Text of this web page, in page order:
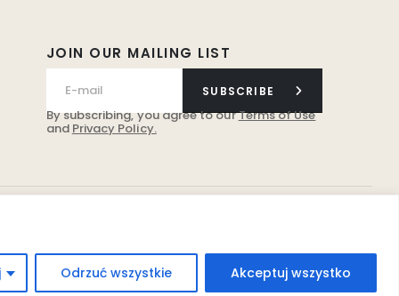
Odrzuć wszystkie Akceptuj wszystko
JOIN OUR MAILING LIST
SUBSCRIBE
By subscribing, you agree to ourTerms of Use
and Privacy Policy.